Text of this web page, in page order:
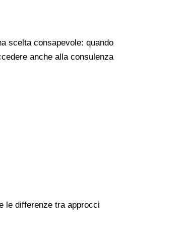
scelta consapevole: quando
anche alla consulenza
le differenze tra approcci